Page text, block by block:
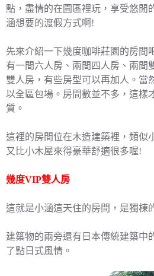
點，盡情的在園區裡玩，享受悠閒
涵想要的渡假方式啊!
先來介紹一下幾度咖啡莊園的房間
有一間六人房、兩間四人房、兩間
雙人房，有些房型可以再加人。當
以全區包場。房間數並不多，這樣
質。
這裡的房間位在木造建築裡，類似
又比小木屋來得豪華舒適很多喔!
幾度VIP雙人房
這就是小涵這天住的房間，是獨棟
建築物的兩旁還有日本傳統建築中
了點日式風情。